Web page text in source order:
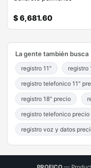
$ 6,681.60
La gente también busca
registro 11" registro
registro telefonico 11"
registro 18" precio
registro telefonico precio
registro voz y datos